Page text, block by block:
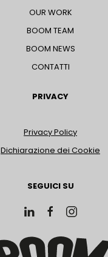
OUR WORK
BOOM TEAM
BOOM NEWS
CONTATTI
PRIVACY
Privacy Policy
Dichiarazione dei Cookie
SEGUICI SU